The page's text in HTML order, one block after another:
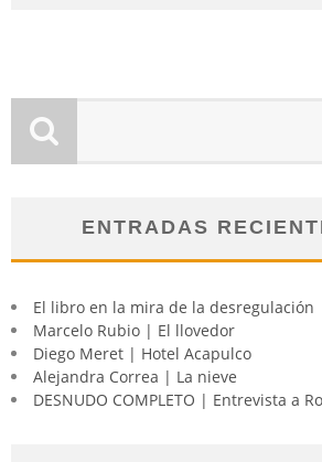
ENTRADAS
El libro en la mira de la desregulación
Marcelo Rubio | El llovedor
Diego Meret | Hotel Acapulco
Alejandra Correa | La nieve
DESNUDO COMPLETO | Entrevista a